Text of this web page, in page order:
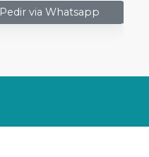
Pedir via Whatsapp